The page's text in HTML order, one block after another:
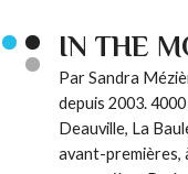
IN THE
Par Sandra
depuis 2003.
Deauville, La
avant-premières,